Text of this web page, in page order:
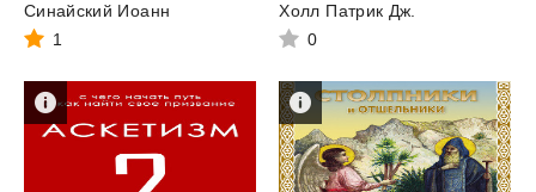
Синайский Иоанн
1
Холл Патрик Дж.
0